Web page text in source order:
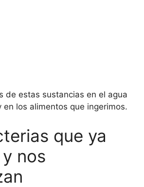
de estas sustancias en el agua
en los alimentos que ingerimos.
que ya
nos